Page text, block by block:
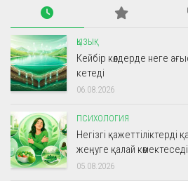
ҚЫЗЫҚ
Кейбір көлдерде неге
кетеді
06.08.2026
ПСИХОЛОГИЯ
Негізгі қажеттіліктерді
жеңуге қалай көмектеседі
05.08.2026